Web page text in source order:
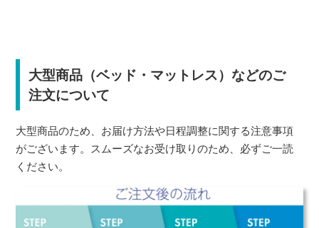
大型商品（ベッド・マットレス）などのご
注文について
大型商品のため、お届け方法や日程調整に関する注意事項
がございます。スムーズなお受け取りのため、必ずご一読
ください。